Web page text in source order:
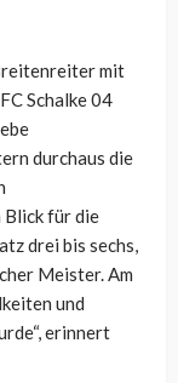
mit
Schalke 04
durchaus die
für die
drei bis sechs,
Meister. Am
und
erinnert